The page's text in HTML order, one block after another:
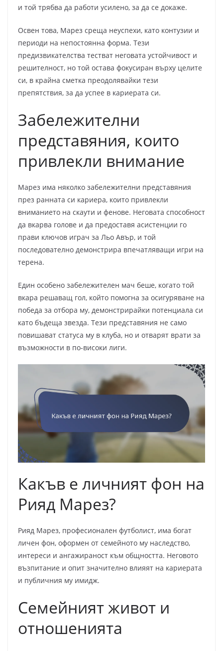
и той трябва да работи усилено, за да се докаже.
Освен това, Марез среща неуспехи, като контузии и
периоди на непостоянна форма. Тези
предизвикателства тестват неговата устойчивост и
решителност, но той остава фокусиран върху целите
си, в крайна сметка преодолявайки тези
препятствия, за да успее в кариерата си.
Забележителни
представяния, които
привлекли внимание
Марез има няколко забележителни представяния
през ранната си кариера, които привлекли
вниманието на скаути и фенове. Неговата способност
да вкарва голове и да предоставя асистенции го
прави ключов играч за Льо Авър, и той
последователно демонстрира впечатляващи игри на
терена.
Един особено забележителен мач беше, когато той
вкара решаващ гол, който помогна за осигуряване на
победа за отбора му, демонстрирайки потенциала си
като бъдеща звезда. Тези представяния не само
повишават статуса му в клуба, но и отварят врати за
възможности в по-високи лиги.
Какъв е личният фон на
Рияд Марез?
Рияд Марез, професионален футболист, има богат
личен фон, оформен от семейното му наследство,
интереси и ангажираност към общността. Неговото
възпитание и опит значително влияят на кариерата
и публичния му имидж.
Семейният живот и
отношенията